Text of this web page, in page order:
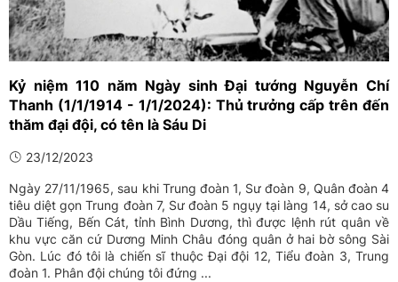
Kỷ niệm 110 năm Ngày sinh Đại tướng Nguyễn Chí
Thanh (1/1/1914 - 1/1/2024): Thủ trưởng cấp trên đến
thăm đại đội, có tên là Sáu Di
23/12/2023
Ngày 27/11/1965, sau khi Trung đoàn 1, Sư đoàn 9, Quân đoàn 4
tiêu diệt gọn Trung đoàn 7, Sư đoàn 5 ngụy tại làng 14, sở cao su
Dầu Tiếng, Bến Cát, tỉnh Bình Dương, thì được lệnh rút quân về
khu vực căn cứ Dương Minh Châu đóng quân ở hai bờ sông Sài
Gòn. Lúc đó tôi là chiến sĩ thuộc Đại đội 12, Tiểu đoàn 3, Trung
đoàn 1. Phân đội chúng tôi đứng ...